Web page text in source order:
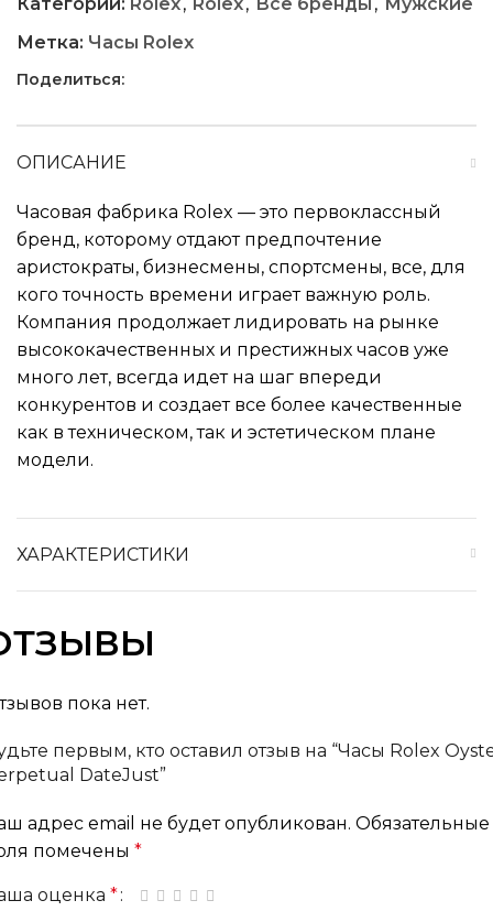
Метка: Часы Rolex
Поделиться:
ОПИСАНИЕ
Часовая фабрика Rolex — это первоклассный
бренд, которому отдают предпочтение
аристократы, бизнесмены, спортсмены, все, для
кого точность времени играет важную роль.
Компания продолжает лидировать на рынке
высококачественных и престижных часов уже
много лет, всегда идет на шаг впереди
конкурентов и создает все более качественные
как в техническом, так и эстетическом плане
модели.
ХАРАКТЕРИСТИКИ
пока нет.
первым, кто оставил отзыв на “Часы Rolex
DateJust”
адрес email не будет опубликован. Обязательные
помечены *
оценка * 1 из 5 звёзд
2 из 5 звёзд
3 из 5 звёзд
4 из 5 звёзд